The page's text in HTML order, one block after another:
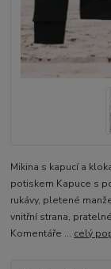
Mikina s kapucí a
potiskem Kapuce s
rukávy, pletené
vnitřní strana,
Komentáře ... celý